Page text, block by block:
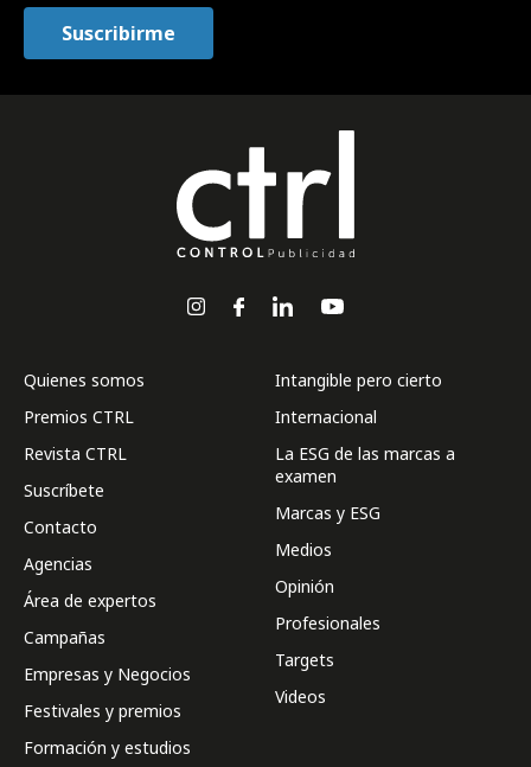
Quienes somos
Premios CTRL
Revista CTRL
Suscríbete
Contacto
Agencias
Área de expertos
Campañas
Empresas y Negocios
Festivales y premios
Formación y estudios
Intangible pero cierto
Internacional
La ESG de las marcas a
examen
Marcas y ESG
Medios
Opinión
Profesionales
Targets
Videos